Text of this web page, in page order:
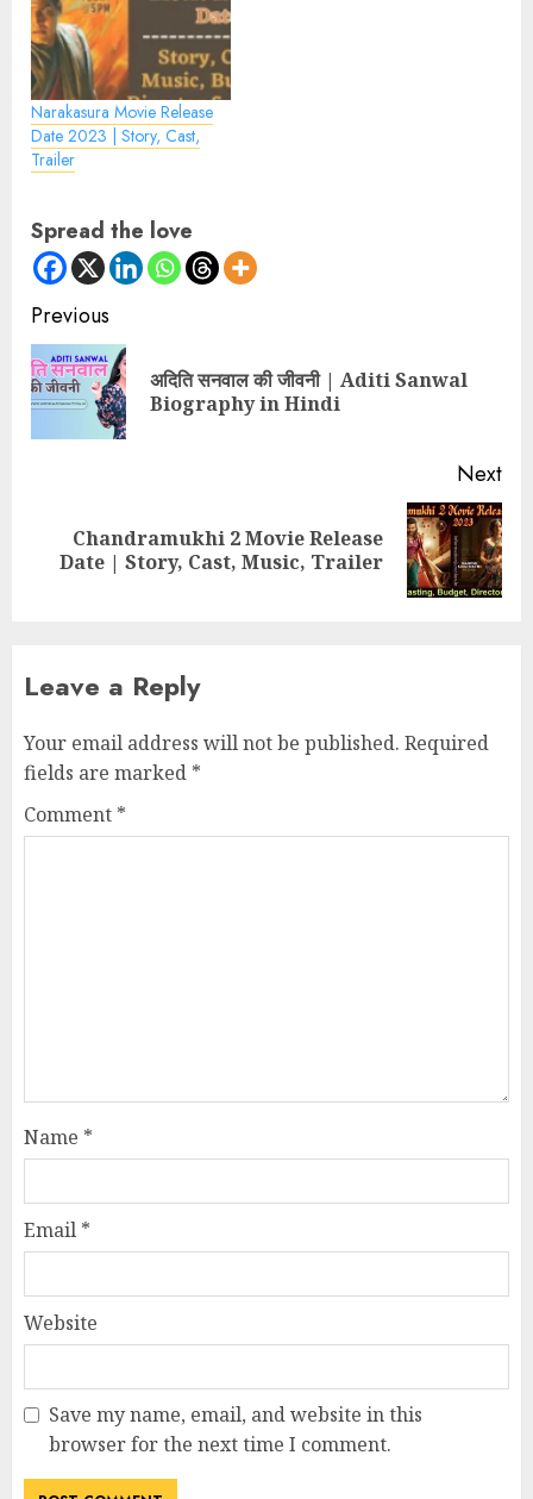
Narakasura Movie Release
Date 2023 | Story, Cast,
Trailer
Spread the love
Continue
Reading
Previous
अदिति सनवाल की जीवनी | Aditi Sanwal
Biography in Hindi
Next
Next
post:
Chandramukhi 2 Movie Release
Date | Story, Cast, Music, Trailer
Leave a Reply
Your email address will not be published. Required
fields are marked *
Comment *
Name *
Email *
Website
Save my name, email, and website in this
browser for the next time I comment.